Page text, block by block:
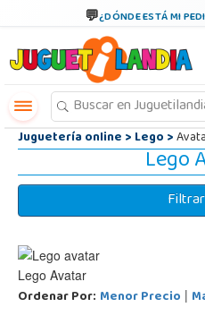
¿DÓNDE ESTÁ MI
Juguetería online>Lego>
Lego
Lego Avatar
Ordenar Por: Menor Precio |